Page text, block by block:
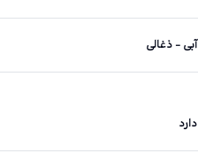
آبی - ذغالی
دارد